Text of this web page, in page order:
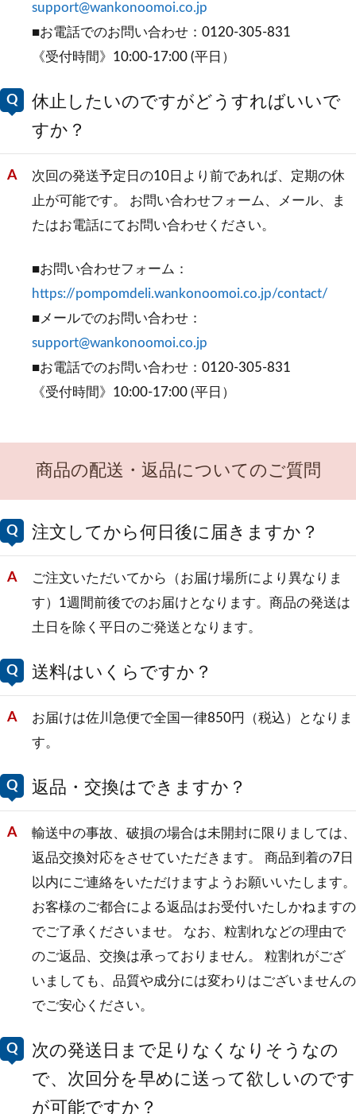
support@wankonoomoi.co.jp
■お電話でのお問い合わせ：0120-305-831
《受付時間》10:00-17:00 (平日）
休止したいのですがどうすればいいで
すか？
次回の発送予定日の10日より前であれば、定期の休
止が可能です。 お問い合わせフォーム、メール、ま
たはお電話にてお問い合わせください。
■お問い合わせフォーム：
https://pompomdeli.wankonoomoi.co.jp/contact/
■メールでのお問い合わせ：
support@wankonoomoi.co.jp
■お電話でのお問い合わせ：0120-305-831
《受付時間》10:00-17:00 (平日）
商品の配送・返品についてのご質問
注文してから何日後に届きますか？
ご注文いただいてから（お届け場所により異なりま
す）1週間前後でのお届けとなります。商品の発送は
土日を除く平日のご発送となります。
送料はいくらですか？
お届けは佐川急便で全国一律850円（税込）となりま
す。
返品・交換はできますか？
輸送中の事故、破損の場合は未開封に限りましては、
返品交換対応をさせていただきます。 商品到着の7日
以内にご連絡をいただけますようお願いいたします。
お客様のご都合による返品はお受付いたしかねますの
でご了承くださいませ。 なお、粒割れなどの理由で
のご返品、交換は承っておりません。 粒割れがござ
いましても、品質や成分には変わりはございませんの
でご安心ください。
次の発送日まで足りなくなりそうなの
で、次回分を早めに送って欲しいのです
が可能ですか？